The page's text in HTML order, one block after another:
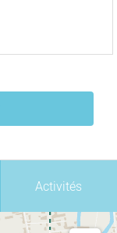
Activités